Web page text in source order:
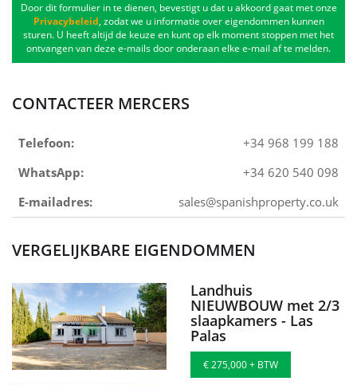
Door dit formulier in te dienen, bevestigt u dat u akkoord gaat met onze
Privacybeleid, zodat we u informatie over eigendommen kunnen
sturen. U heeft altijd de keuze en kunt op elk moment stoppen met het
ontvangen van deze e-mails door onderaan elke e-mail af te melden.
CONTACTEER MERCERS
Telefoon:
+34 968 199 188
WhatsApp:
+34 620 540 098
E-mailadres:
sales@spanishproperty.co.uk
VERGELIJKBARE EIGENDOMMEN
Landhuis
NIEUWBOUW met 2/3
slaapkamers - Las
Palas
€ 275,000 + BTW